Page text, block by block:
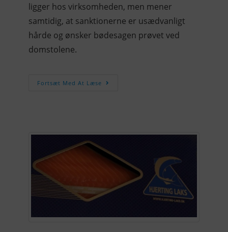
ligger hos virksomheden, men mener
samtidig, at sanktionerne er usædvanligt
hårde og ønsker bødesagen prøvet ved
domstolene.
Fortsæt Med At Læse